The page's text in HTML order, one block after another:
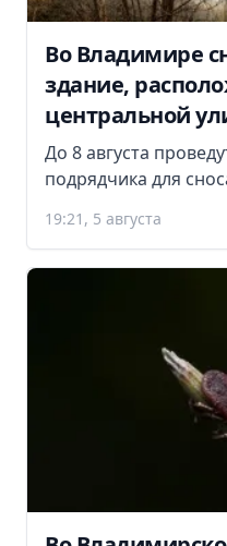
Во Владимире
здание,
центральной
До 8 августа
подрядчика для
19:21, 5 августа